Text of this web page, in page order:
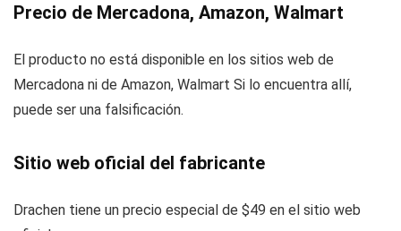
Precio de Mercadona, Amazon, Walmart
El producto no está disponible en los sitios web de
Mercadona ni de Amazon, Walmart Si lo encuentra allí,
puede ser una falsificación.
Sitio web oficial del fabricante
Drachen tiene un precio especial de $49 en el sitio web